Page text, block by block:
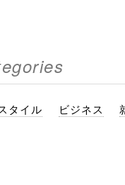
タイル ビジネス